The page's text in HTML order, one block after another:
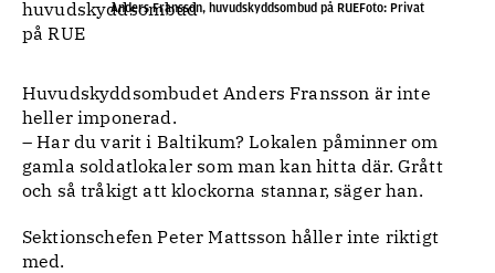
Anders Fransson, huvudskyddsombud på RUEFoto: Privat
Huvudskyddsombudet Anders Fransson är inte
heller imponerad.
– Har du varit i Baltikum? Lokalen påminner om
gamla soldatlokaler som man kan hitta där. Grått
och så tråkigt att klockorna stannar, säger han.
Sektionschefen Peter Mattsson håller inte riktigt
med.